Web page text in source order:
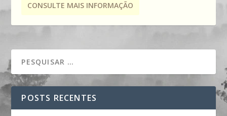
CONSULTE MAIS INFORMAÇÃO
POSTS RECENTES